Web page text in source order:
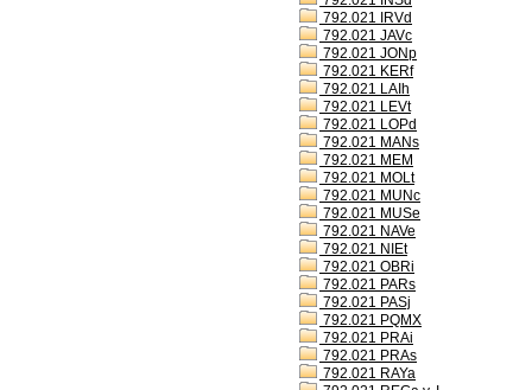
792.021 IRVd
792.021 JAVc
792.021 JONp
792.021 KERf
792.021 LAIh
792.021 LEVt
792.021 LOPd
792.021 MANs
792.021 MEM
792.021 MOLt
792.021 MUNc
792.021 MUSe
792.021 NAVe
792.021 NIEt
792.021 OBRi
792.021 PARs
792.021 PASj
792.021 PQMX
792.021 PRAi
792.021 PRAs
792.021 RAYa